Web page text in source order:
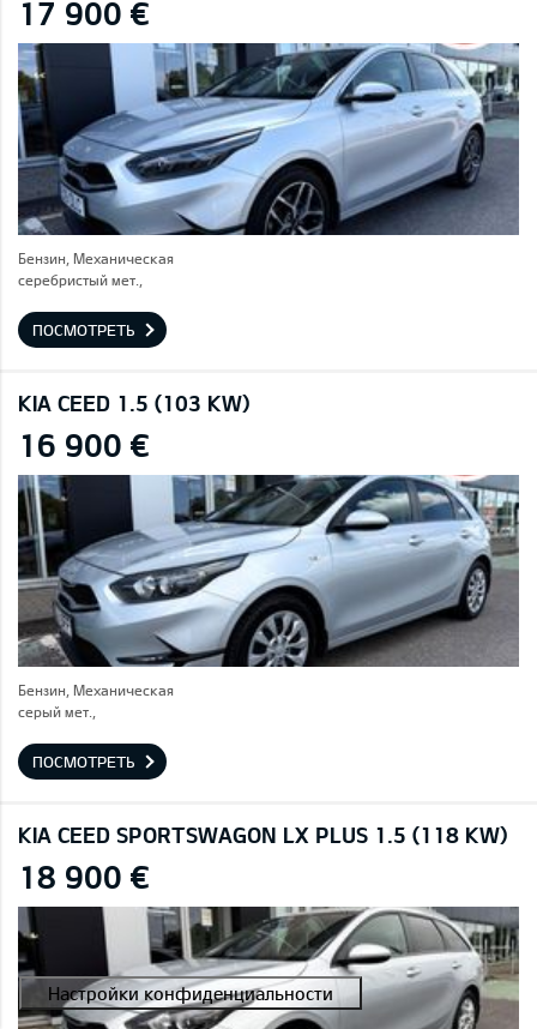
17 900 €
Бензин, Механическая
серебристый мет.,
ПОСМОТРЕТЬ
KIA CEED 1.5 (103 KW)
16 900 €
Бензин, Механическая
серый мет.,
ПОСМОТРЕТЬ
KIA CEED SPORTSWAGON LX PLUS 1.5 (118 KW)
18 900 €